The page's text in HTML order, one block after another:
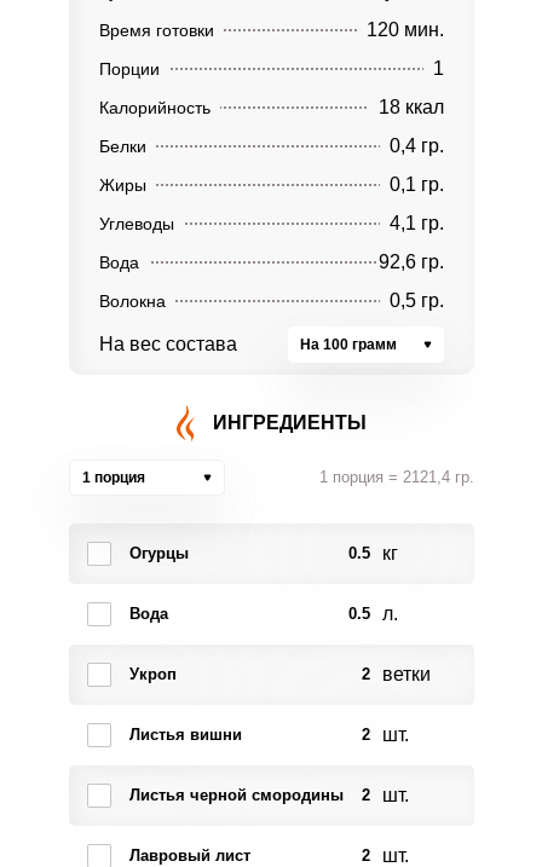
Время готовки 120 мин.
Порции 1
Калорийность 18 ккал
Белки 0,4 гр.
Жиры 0,1 гр.
Углеводы 4,1 гр.
Вода 92,6 гр.
Волокна 0,5 гр.
На вес состава На 100 грамм
ИНГРЕДИЕНТЫ
1 порция 1 порция = 2121,4 гр.
Огурцы 0.5 кг
Вода 0.5 л.
Укроп 2 ветки
Листья вишни 2 шт.
Листья черной смородины 2 шт.
Лавровый лист 2 шт.